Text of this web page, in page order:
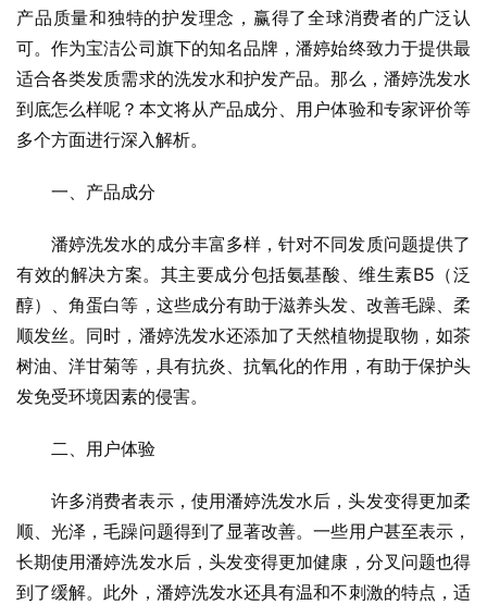
产品质量和独特的护发理念，赢得了全球消费者的广泛认
可。作为宝洁公司旗下的知名品牌，潘婷始终致力于提供最
适合各类发质需求的洗发水和护发产品。那么，潘婷洗发水
到底怎么样呢？本文将从产品成分、用户体验和专家评价等
多个方面进行深入解析。
一、产品成分
潘婷洗发水的成分丰富多样，针对不同发质问题提供了
有效的解决方案。其主要成分包括氨基酸、维生素B5（泛
醇）、角蛋白等，这些成分有助于滋养头发、改善毛躁、柔
顺发丝。同时，潘婷洗发水还添加了天然植物提取物，如茶
树油、洋甘菊等，具有抗炎、抗氧化的作用，有助于保护头
发免受环境因素的侵害。
二、用户体验
许多消费者表示，使用潘婷洗发水后，头发变得更加柔
顺、光泽，毛躁问题得到了显著改善。一些用户甚至表示，
长期使用潘婷洗发水后，头发变得更加健康，分叉问题也得
到了缓解。此外，潘婷洗发水还具有温和不刺激的特点，适